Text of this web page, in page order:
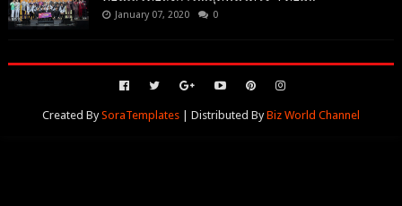
January 07, 2020 0
Created BySoraTemplates| Distributed ByBiz World Channel